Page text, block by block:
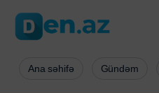
Ana səhifə Gündəm